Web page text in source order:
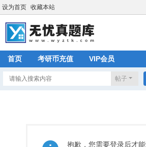
设为首页 收藏本站
首页 考研币充值 VIP会员
帖子
抱歉，您需要登录后才